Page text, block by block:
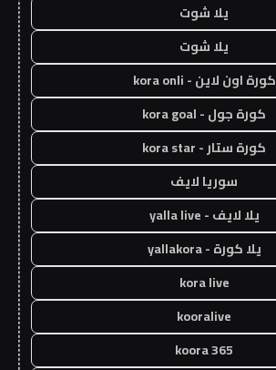
يلا شوت
يلا شوت
كورة اون لاين - kora onli
كورة جول - kora goal
كورة ستار - kora star
سوريا لايف
يلا لايف - yalla live
يلا كورة - yallakora
kora live
kooralive
koora 365